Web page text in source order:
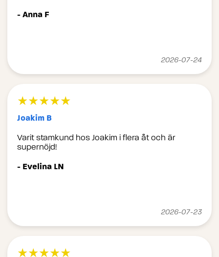
- Anna F
2026-07-24
★★★★★
Joakim B
Varit stamkund hos Joakim i flera åt och är
supernöjd!
- Evelina LN
2026-07-23
★★★★★